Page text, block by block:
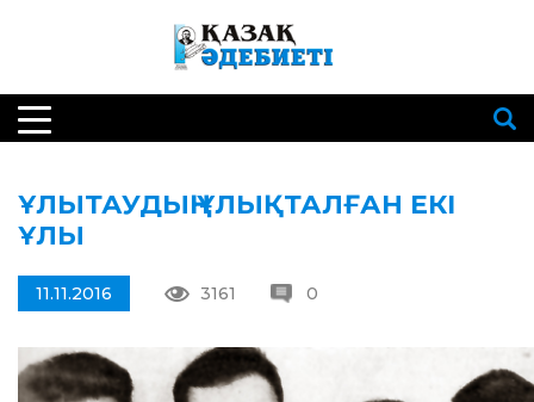
ҰЛЫТАУДЫҢ ҰЛЫҚТАЛҒАН ЕКІ
ҰЛЫ
11.11.2016 3161 0